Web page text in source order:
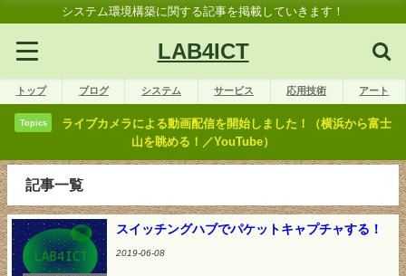
システム環境構築に関する記事を掲載していきます！
LAB4ICT
トップ ブログ システム サービス 応用技術 アート
Topics
ライブカメラによる動画配信を開始しました！（横浜から富士
山を眺める！／YouTube）
記事一覧
スイッチングハブでパケットキャプチャする！
2019-06-08